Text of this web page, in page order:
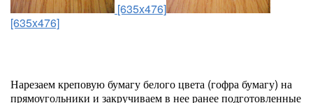
[635x476]
[635x476]
Нарезаем креповую бумагу белого цвета (гофра бумагу) на
прямоугольники и закручиваем в нее ранее подготовленные